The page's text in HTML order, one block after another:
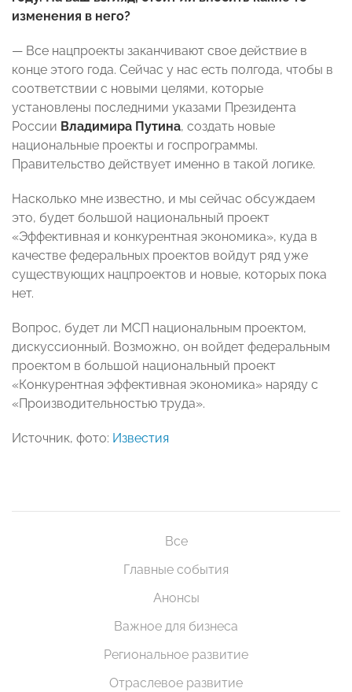
изменения в него?
— Все нацпроекты заканчивают свое действие в
конце этого года. Сейчас у нас есть полгода, чтобы в
соответствии с новыми целями, которые
установлены последними указами Президента
России Владимира Путина, создать новые
национальные проекты и госпрограммы.
Правительство действует именно в такой логике.
Насколько мне известно, и мы сейчас обсуждаем
это, будет большой национальный проект
«Эффективная и конкурентная экономика», куда в
качестве федеральных проектов войдут ряд уже
существующих нацпроектов и новые, которых пока
нет.
Вопрос, будет ли МСП национальным проектом,
дискуссионный. Возможно, он войдет федеральным
проектом в большой национальный проект
«Конкурентная эффективная экономика» наряду с
«Производительностью труда».
Источник, фото: Известия
Все
Главные события
Анонсы
Важное для бизнеса
Региональное развитие
Отраслевое развитие